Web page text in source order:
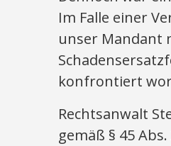
Im Falle einer
unser Mandant
konfrontiert
Rechtsanwalt
gemäß § 45 Abs.